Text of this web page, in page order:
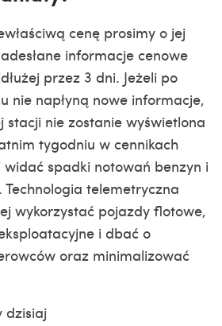
cenę prosimy o jej
informacje cenowe
przez 3 dni. Jeżeli po
nie napłyną nowe informacje,
nie zostanie wyświetlona
tygodniu w cennikach
spadki notowań benzyn i
telemetryczna
wykorzystać pojazdy flotowe,
i dbać o
oraz minimalizować